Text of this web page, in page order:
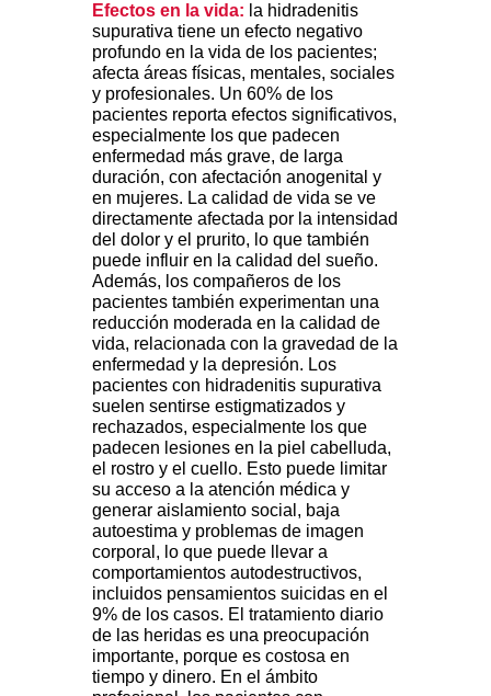
Efectos en la vida: la hidradenitis
supurativa tiene un efecto negativo
profundo en la vida de los pacientes;
afecta áreas físicas, mentales, sociales
y profesionales. Un 60% de los
pacientes reporta efectos significativos,
especialmente los que padecen
enfermedad más grave, de larga
duración, con afectación anogenital y
en mujeres. La calidad de vida se ve
directamente afectada por la intensidad
del dolor y el prurito, lo que también
puede influir en la calidad del sueño.
Además, los compañeros de los
pacientes también experimentan una
reducción moderada en la calidad de
vida, relacionada con la gravedad de la
enfermedad y la depresión. Los
pacientes con hidradenitis supurativa
suelen sentirse estigmatizados y
rechazados, especialmente los que
padecen lesiones en la piel cabelluda,
el rostro y el cuello. Esto puede limitar
su acceso a la atención médica y
generar aislamiento social, baja
autoestima y problemas de imagen
corporal, lo que puede llevar a
comportamientos autodestructivos,
incluidos pensamientos suicidas en el
9% de los casos. El tratamiento diario
de las heridas es una preocupación
importante, porque es costosa en
tiempo y dinero. En el ámbito